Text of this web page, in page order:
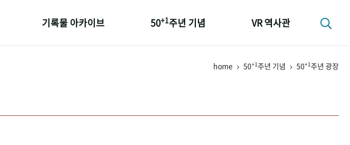
기록물 아카이브 50+1주년 기념 VR 역사관
home 50+1주년 기념 50+1주년 광장